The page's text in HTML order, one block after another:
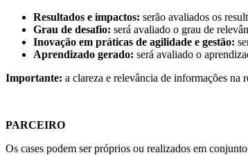
Resultados e impactos: serão avaliados os
Grau de desafio: será avaliado o grau de
Inovação em práticas de agilidade e gestão:
Aprendizado gerado: será avaliado o
Importante: a clareza e relevância de informações na
PARCEIRO
Os cases podem ser próprios ou realizados em